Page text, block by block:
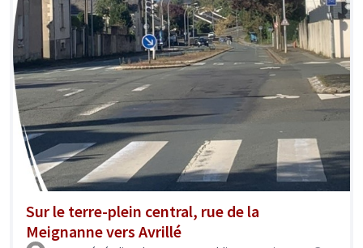
Sur le terre-plein central, rue de la
Meignanne vers Avrillé